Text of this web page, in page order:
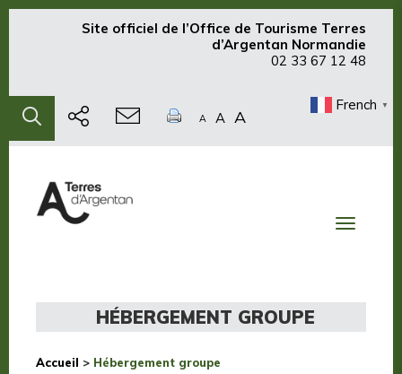
Site officiel de l’Office de Tourisme Terres
d’Argentan Normandie
02 33 67 12 48
A A A
French ▼
Toggle
HÉBERGEMENT GROUPE
Accueil > Hébergement groupe